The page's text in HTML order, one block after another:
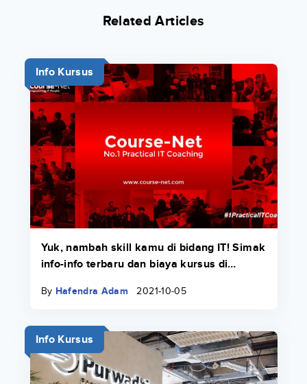
Related Articles
Info Kursus
Yuk, nambah skill kamu di bidang IT! Simak
info-info terbaru dan biaya kursus di
By Hafendra Adam 2021-10-05
Info Kursus